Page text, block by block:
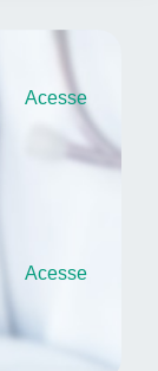
Acesse
Acesse